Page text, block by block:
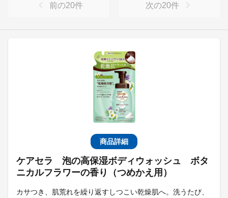
商品詳細
ケアセラ 泡の高保湿ボディウォッシュ ボタ
ニカルフラワーの香り（つめかえ用）
カサつき、肌荒れを繰り返すしつこい乾燥肌へ。洗うたび、
前の20件 次の20件